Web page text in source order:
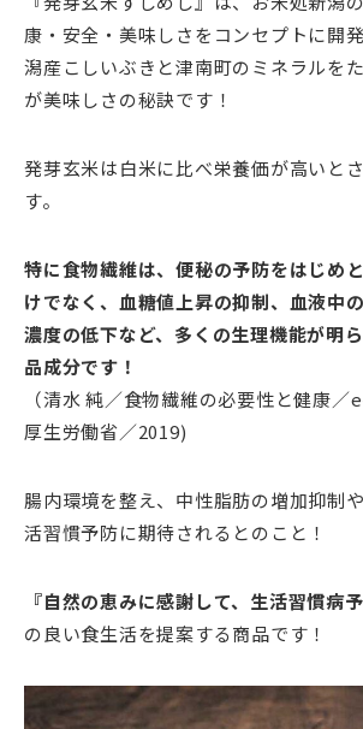
康・安全・美味しさをコンセプトに開
潟産こしいぶきと津南町のミネラルを
が美味しさの秘訣です！
発芽玄米は白米に比べ栄養価が高いと
す。
特に食物繊維は、便秘の予防をはじめ
けでなく、血糖値上昇の抑制、血液中
濃度の低下など、多くの生理機能が明
品成分です！
（清水 純／食物繊維の必要性と健康
厚生労働省／2019)
腸内環境を整え、中性脂肪の増加抑制
活習慣予防に期待されるとのこと！
『自然の恵みに感謝して、生活習慣病予
の良い食生活を提案する商品です！